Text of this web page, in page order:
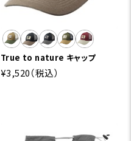
True to nature キャップ
¥3,520（税込）